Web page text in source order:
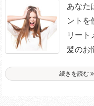
あなた
ントを
リート
髪のお
続きを読む